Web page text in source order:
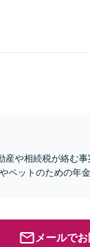
産や相続税が絡む
ットのための年
メールで